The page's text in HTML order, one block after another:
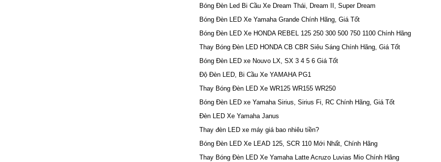
Bóng Đèn Led Bi Cầu Xe Dream Thái, Dream II, Super Dream
Bóng Đèn LED Xe Yamaha Grande Chính Hãng, Giá Tốt
Bóng Đèn LED Xe HONDA REBEL 125 250 300 500 750 1100 Chính Hãng
Thay Bóng Đèn LED HONDA CB CBR Siêu Sáng Chính Hãng, Giá Tốt
Bóng Đèn LED xe Nouvo LX, SX 3 4 5 6 Giá Tốt
Độ Đèn LED, Bi Cầu Xe YAMAHA PG1
Thay Bóng Đèn LED Xe WR125 WR155 WR250
Bóng Đèn LED xe Yamaha Sirius, Sirius Fi, RC Chính Hãng, Giá Tốt
Đèn LED Xe Yamaha Janus
Thay đèn LED xe máy giá bao nhiêu tiền?
Bóng Đèn LED Xe LEAD 125, SCR 110 Mới Nhất, Chính Hãng
Thay Bóng Đèn LED Xe Yamaha Latte Acruzo Luvias Mio Chính Hãng